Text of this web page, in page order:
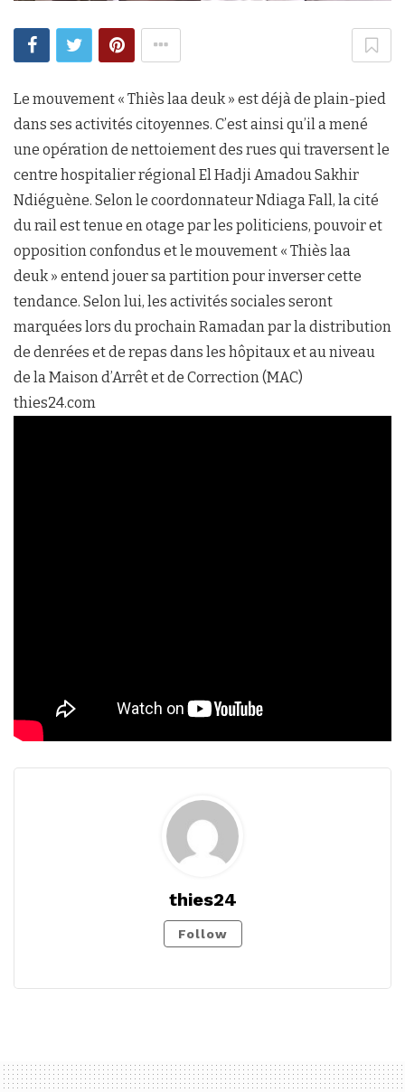
Le mouvement « Thiès laa deuk » est déjà de plain-pied
dans ses activités citoyennes. C’est ainsi qu’il a mené
une opération de nettoiement des rues qui traversent le
centre hospitalier régional El Hadji Amadou Sakhir
Ndiéguène. Selon le coordonnateur Ndiaga Fall, la cité
du rail est tenue en otage par les politiciens, pouvoir et
opposition confondus et le mouvement « Thiès laa
deuk » entend jouer sa partition pour inverser cette
tendance. Selon lui, les activités sociales seront
marquées lors du prochain Ramadan par la distribution
de denrées et de repas dans les hôpitaux et au niveau
de la Maison d’Arrêt et de Correction (MAC)
thies24.com
thies24
Follow